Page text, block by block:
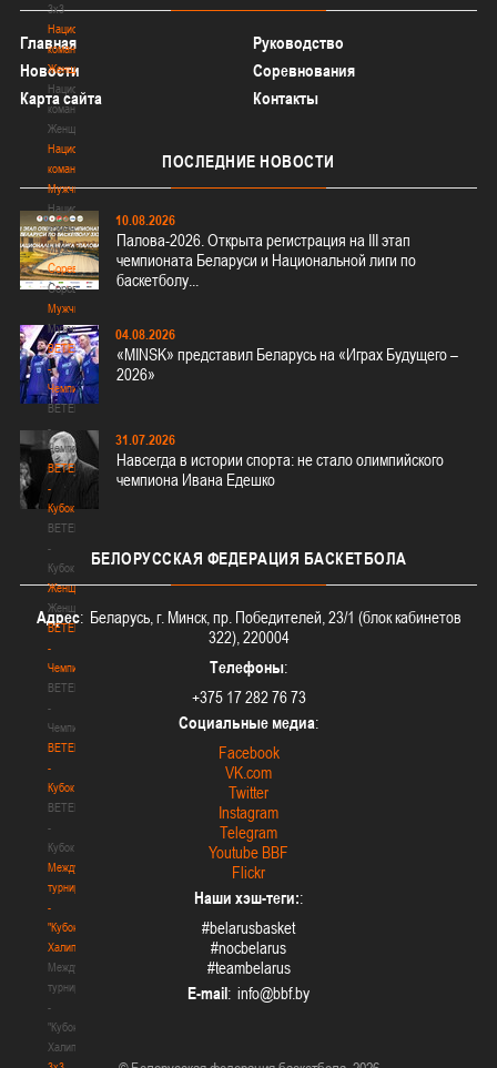
3х3
Национальная
команда.
Женщины
Национальная
команда.
Женщины
Национальная
команда.
Мужчины
Национальная
команда.
Мужчины
Соревнования
Соревнования
Мужчины
Мужчины
BETERA
-
Чемпионат
BETERA
-
Чемпионат
BETERA
-
Кубок
BETERA
-
Кубок
Женщины
Женщины
BETERA
-
Чемпионат
BETERA
-
Чемпионат
BETERA
-
Кубок
BETERA
-
Кубок
Международный
турнир
-
"Кубок
Халипского"
Международный
турнир
-
"Кубок
Халипского"
Главная
Руководство
Новости
Соревнования
Карта сайта
Контакты
ПОСЛЕДНИЕ НОВОСТИ
10.08.2026
Палова-2026. Открыта регистрация на III этап
чемпионата Беларуси и Национальной лиги по
баскетболу...
04.08.2026
«MINSK» представил Беларусь на «Играх Будущего –
2026»
31.07.2026
Навсегда в истории спорта: не стало олимпийского
чемпиона Ивана Едешко
БЕЛОРУССКАЯ ФЕДЕРАЦИЯ БАСКЕТБОЛА
Адрес: Беларусь, г. Минск, пр. Победителей, 23/1 (блок кабинетов
322), 220004
Телефоны:
+375 17 282 76 73
Социальные медиа:
Facebook
VK.com
Twitter
Instagram
Telegram
Youtube BBF
Flickr
Наши хэш-теги::
#belarusbasket
#nocbelarus
#teambelarus
E-mail: